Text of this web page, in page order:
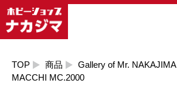
TOP 商品
Gallery of Mr. NAKAJIMA
MACCHI MC.2000